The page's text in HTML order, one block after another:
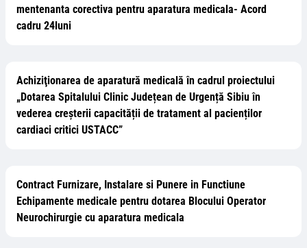
mentenanta corectiva pentru aparatura medicala- Acord
cadru 24luni
Achiziţionarea de aparatură medicală în cadrul proiectului
„Dotarea Spitalului Clinic Județean de Urgență Sibiu în
vederea creșterii capacității de tratament al pacienților
cardiaci critici USTACC”
Contract Furnizare, Instalare si Punere in Functiune
Echipamente medicale pentru dotarea Blocului Operator
Neurochirurgie cu aparatura medicala